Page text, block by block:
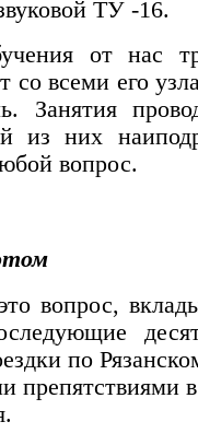
ТУ -16.
от нас
со всеми его
Занятия
из них
вопрос.
вкладывая
по
препятствиями